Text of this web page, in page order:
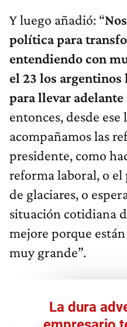
Y luego añadió: “N
política para
entendiendo con
el 23 los argentinos
para llevar
entonces, desde
acompañamos las
presidente, como
reforma laboral, o el
de glaciares, o
situación cotidiana
mejore porque
muy grande”.
La dura